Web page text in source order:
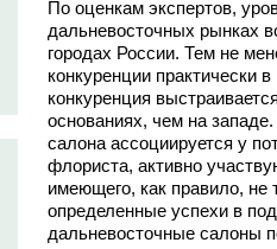
По оценкам экспертов,
дальневосточных рынках
городах России. Тем не
конкуренции практически
конкуренция
основаниях, чем на
салона ассоциируется у
флориста, активно
имеющего, как правило, не
определенные успехи в
дальневосточные салоны